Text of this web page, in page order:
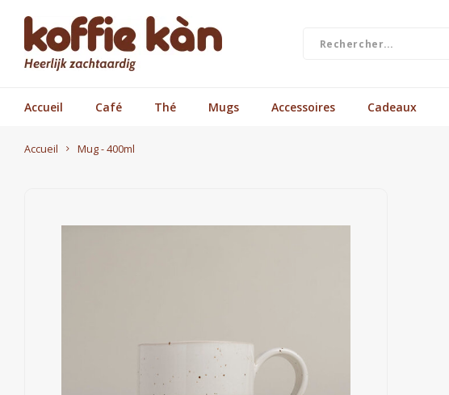
Accueil Café Thé Mugs Accessoires Cadeaux
Accueil Mug - 400ml